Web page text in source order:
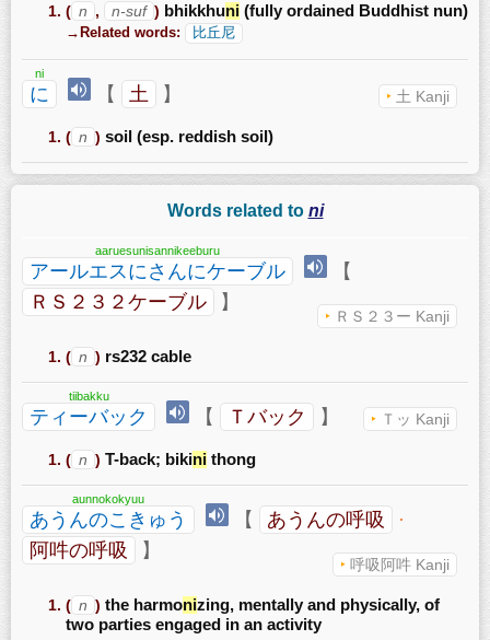
( n , n-suf ) bhikkhuni (fully ordained Buddhist nun)
→Related words: 比丘尼
に
ni
【 土 】 土 Kanji
( n ) soil (esp. reddish soil)
Words related to ni
アールエスにさんにケーブル
aaruesunisannikeeburu
【
ＲＳ２３２ケーブル
】
ＲＳ２３ー Kanji
( n ) rs232 cable
ティーバック
tiibakku
【 Ｔバック 】 Ｔッ Kanji
( n ) T-back; bikini thong
あうんのこきゅう
aunnokokyuu
【 あうんの呼吸
·
阿吽の呼吸
】
呼吸阿吽 Kanji
( n ) the harmonizing, mentally and physically, of
two parties engaged in an activity